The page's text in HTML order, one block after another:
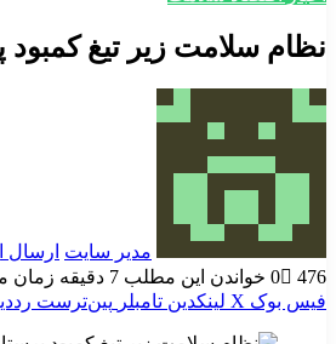
نظام سلامت زیر تیغ کمبود
مدیر سایت ارسال
0
476
خواندن این مطلب 7 دقیقه زمان میبرد
فیس بوک X لینکدین ‫تامبلر ‫پین‌ترست